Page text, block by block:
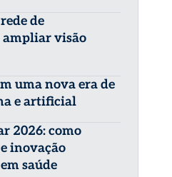
de
ampliar visão
uma nova era de
e artificial
2026: como
inovação
saúde